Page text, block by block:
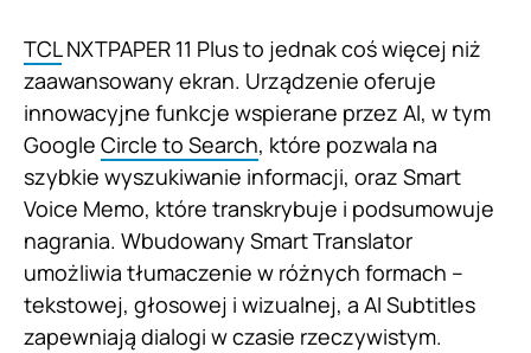
TCLNXTPAPER 11 Plus to jednak coś więcej niż
zaawansowany ekran. Urządzenie oferuje
innowacyjne funkcje wspierane przez AI, w tym
Google Circle to Search, które pozwala na
szybkie wyszukiwanie informacji, oraz Smart
Voice Memo, które transkrybuje i podsumowuje
nagrania. Wbudowany Smart Translator
umożliwia tłumaczenie w różnych formach –
tekstowej, głosowej i wizualnej, a AI Subtitles
zapewniają dialogi w czasie rzeczywistym.